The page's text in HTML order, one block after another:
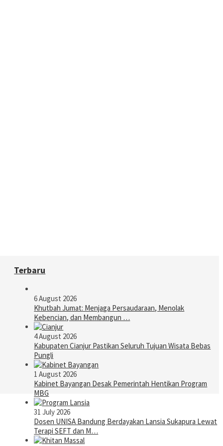
Terbaru
6 August 2026
Khutbah Jumat: Menjaga Persaudaraan, Menolak
Kebencian, dan Membangun …
4 August 2026
Kabupaten Cianjur Pastikan Seluruh Tujuan Wisata Bebas
Pungli
1 August 2026
Kabinet Bayangan Desak Pemerintah Hentikan Program
MBG
31 July 2026
Dosen UNISA Bandung Berdayakan Lansia Sukapura Lewat
Terapi SEFT dan M…